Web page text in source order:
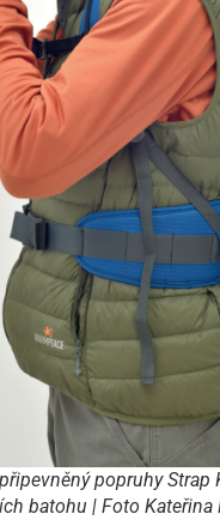
popruhy Strap
batohu | Foto Kateřina